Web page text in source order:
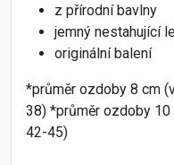
z přírodní bavlny
jemný nestahující
originální balení
*průměr ozdoby 8 cm
38) *průměr ozdoby
42-45)